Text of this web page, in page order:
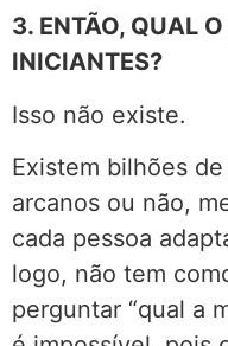
3. ENTÃO, QUAL
INICIANTES?
Isso não existe.
Existem bilhões
arcanos ou não,
cada pessoa
logo, não tem
perguntar “qual a